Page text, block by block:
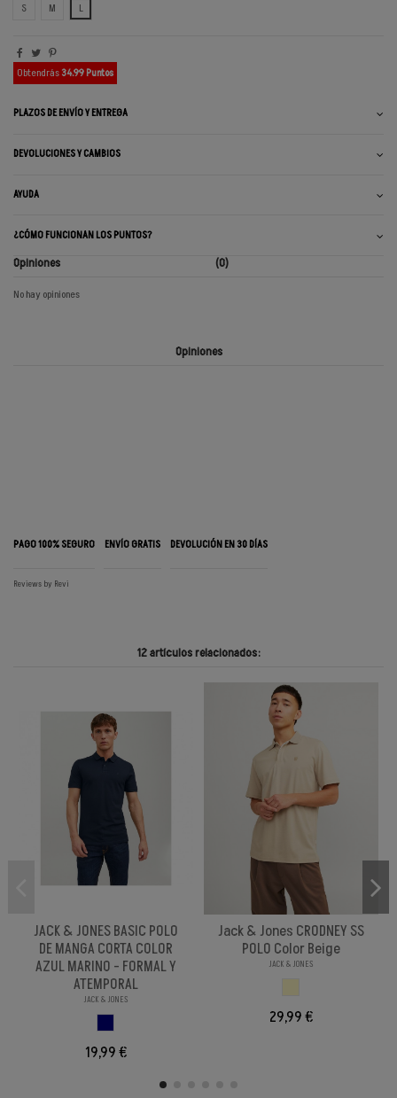
S
M L
Obtendrás34.99 Puntos
PLAZOS DE ENVÍO Y ENTREGA
DEVOLUCIONES Y CAMBIOS
AYUDA
¿CÓMO FUNCIONAN LOS PUNTOS?
Opiniones (0)
No hay opiniones
Opiniones
PAGO 100% SEGURO ENVÍO GRATIS DEVOLUCIÓN EN 30 DÍAS
Reviews by Revi
12 artículos relacionados:
JACK & JONES BASIC POLO
DE MANGA CORTA COLOR
AZUL MARINO - FORMAL Y
ATEMPORAL
JACK & JONES
19,99 €
Jack & Jones CRODNEY SS
POLO Color Beige
JACK & JONES
29,99 €